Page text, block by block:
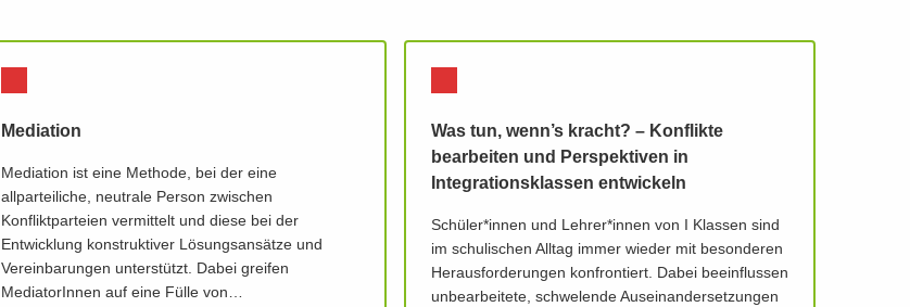
Mediation
Mediation ist eine Methode, bei der eine
allparteiliche, neutrale Person zwischen
Konfliktparteien vermittelt und diese bei der
Entwicklung konstruktiver Lösungsansätze und
Vereinbarungen unterstützt. Dabei greifen
MediatorInnen auf eine Fülle von…
Was tun, wenn’s kracht? – Konflikte
bearbeiten und Perspektiven in
Integrationsklassen entwickeln
Schüler*innen und Lehrer*innen von I Klassen sind
im schulischen Alltag immer wieder mit besonderen
Herausforderungen konfrontiert. Dabei beeinflussen
unbearbeitete, schwelende Auseinandersetzungen